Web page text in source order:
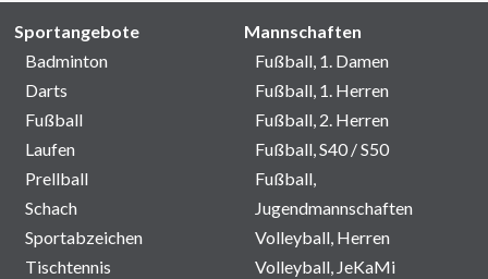
Sportangebote
Badminton
Darts
Fußball
Laufen
Prellball
Schach
Sportabzeichen
Tischtennis
Mannschaften
Fußball, 1. Damen
Fußball, 1. Herren
Fußball, 2. Herren
Fußball, S40 / S50
Fußball,
Jugendmannschaften
Volleyball, Herren
Volleyball, JeKaMi